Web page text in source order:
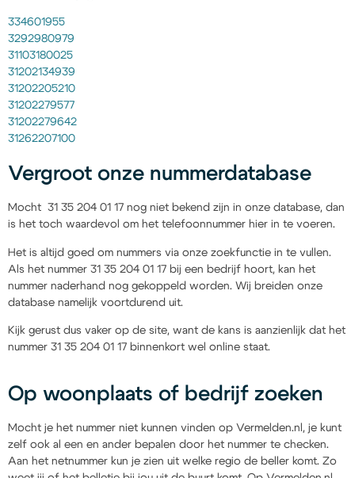
334601955
3292980979
31103180025
31202134939
31202205210
31202279577
31202279642
31262207100
Vergroot onze nummerdatabase
Mocht 31 35 204 01 17 nog niet bekend zijn in onze database, dan
is het toch waardevol om het telefoonnummer hier in te voeren.
Het is altijd goed om nummers via onze zoekfunctie in te vullen.
Als het nummer 31 35 204 01 17 bij een bedrijf hoort, kan het
nummer naderhand nog gekoppeld worden. Wij breiden onze
database namelijk voortdurend uit.
Kijk gerust dus vaker op de site, want de kans is aanzienlijk dat het
nummer 31 35 204 01 17 binnenkort wel online staat.
Op woonplaats of bedrijf zoeken
Mocht je het nummer niet kunnen vinden op Vermelden.nl, je kunt
zelf ook al een en ander bepalen door het nummer te checken.
Aan het netnummer kun je zien uit welke regio de beller komt. Zo